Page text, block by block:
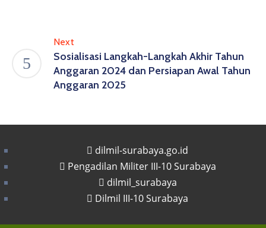
Next
Sosialisasi Langkah-Langkah Akhir Tahun
Anggaran 2024 dan Persiapan Awal Tahun
Anggaran 2025
dilmil-surabaya.go.id
Pengadilan Militer III-10 Surabaya
dilmil_surabaya
Dilmil III-10 Surabaya